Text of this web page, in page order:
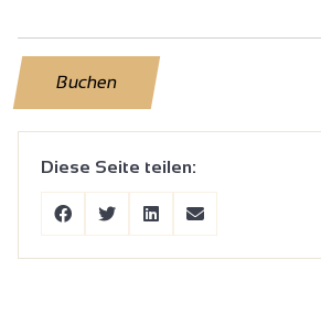
Buchen
Diese Seite teilen: